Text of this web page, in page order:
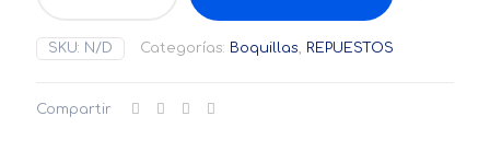
mm
Punta
SKU: N/D Categorías: Boquillas, REPUESTOS
Compartir